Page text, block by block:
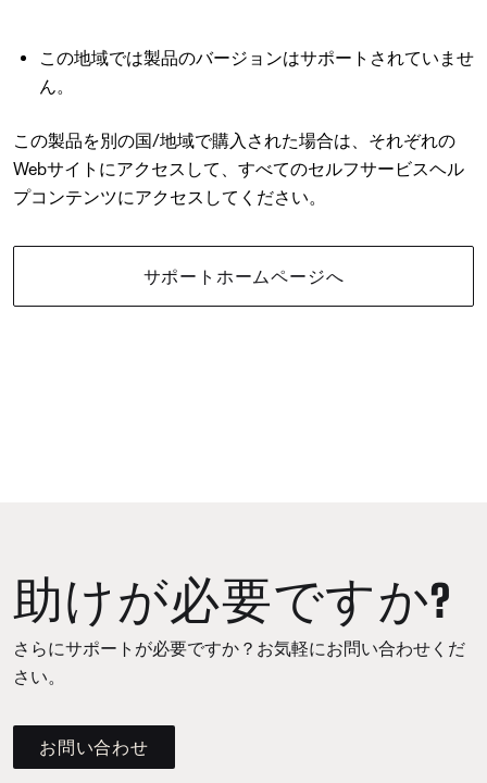
この地域では製品のバージョンはサポートされていませ
ん。
この製品を別の国/地域で購入された場合は、それぞれの
Webサイトにアクセスして、すべてのセルフサービスヘル
プコンテンツにアクセスしてください。
サポートホームページへ
助けが必要ですか?
さらにサポートが必要ですか？お気軽にお問い合わせくだ
さい。
お問い合わせ